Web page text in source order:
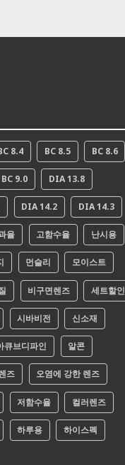
8.4 BC 8.5 BC 8.6
BC 9.0 DIA 13.8
DIA 14.2 DIA 14.3
율 고함수율 난시용
먼슬리 모이스트
비구면렌즈 세트할인
시바비전 신소재
큐브디파인 알콘
즈 오염에 강한 렌즈
저함수율 컬러렌즈
하루용 하이스펙